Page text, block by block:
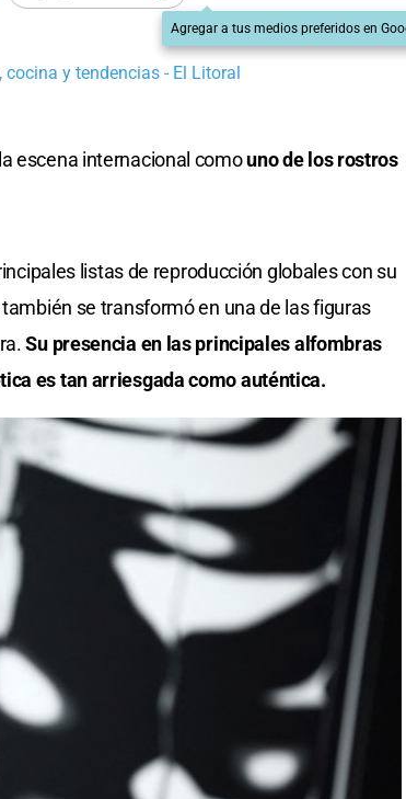
Agregar a tus medios preferidos en
cocina y tendencias - El Litoral
escena internacional comouno de los rostros
listas de reproducción globales con su
se transformó en una de las figuras
Su presencia en las principales alfombras
es tan arriesgada como auténtica.